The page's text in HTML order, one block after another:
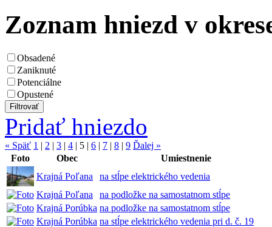
Zoznam hniezd v
Obsadené
Zaniknuté
Potenciálne
Opustené
Pridať hniezdo
« Späť 1 | 2 | 3 | 4 | 5 | 6 | 7 | 8 | 9 Ďalej »
Foto
Obec
Umiestnenie
Krajná Poľana
na stĺpe elektrického vedenia
Krajná Poľana
na podložke na samostatnom stĺpe
Krajná Porúbka na podložke na samostatnom stĺpe
Krajná Porúbka na stĺpe elektrického vedenia pri d. č. 19